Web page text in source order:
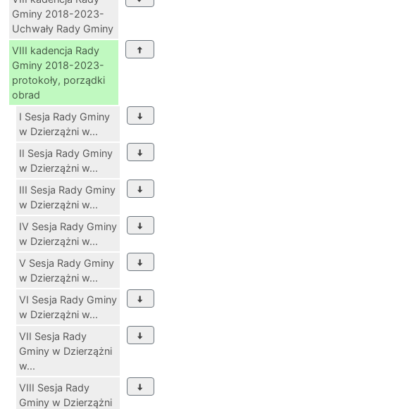
Gminy 2018-2023-
Uchwały Rady Gminy
VIII kadencja Rady
Gminy 2018-2023-
protokoły, porządki
obrad
I Sesja Rady Gminy
w Dzierzążni w...
II Sesja Rady Gminy
w Dzierzążni w...
III Sesja Rady Gminy
w Dzierzążni w...
IV Sesja Rady Gminy
w Dzierzążni w...
V Sesja Rady Gminy
w Dzierzążni w...
VI Sesja Rady Gminy
w Dzierzążni w...
VII Sesja Rady
Gminy w Dzierzążni
w...
VIII Sesja Rady
Gminy w Dzierzążni